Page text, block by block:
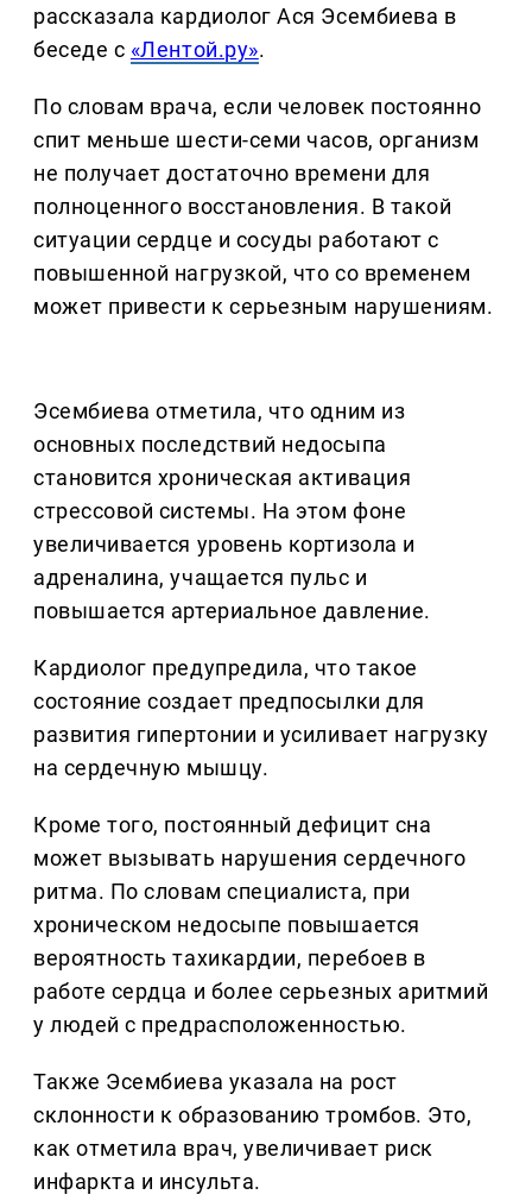
рассказала кардиолог Ася Эсембиева в
беседе с «Лентой.ру».
По словам врача, если человек постоянно
спит меньше шести-семи часов, организм
не получает достаточно времени для
полноценного восстановления. В такой
ситуации сердце и сосуды работают с
повышенной нагрузкой, что со временем
может привести к серьезным нарушениям.
Эсембиева отметила, что одним из
основных последствий недосыпа
становится хроническая активация
стрессовой системы. На этом фоне
увеличивается уровень кортизола и
адреналина, учащается пульс и
повышается артериальное давление.
Кардиолог предупредила, что такое
состояние создает предпосылки для
развития гипертонии и усиливает нагрузку
на сердечную мышцу.
Кроме того, постоянный дефицит сна
может вызывать нарушения сердечного
ритма. По словам специалиста, при
хроническом недосыпе повышается
вероятность тахикардии, перебоев в
работе сердца и более серьезных аритмий
у людей с предрасположенностью.
Также Эсембиева указала на рост
склонности к образованию тромбов. Это,
как отметила врач, увеличивает риск
инфаркта и инсульта.